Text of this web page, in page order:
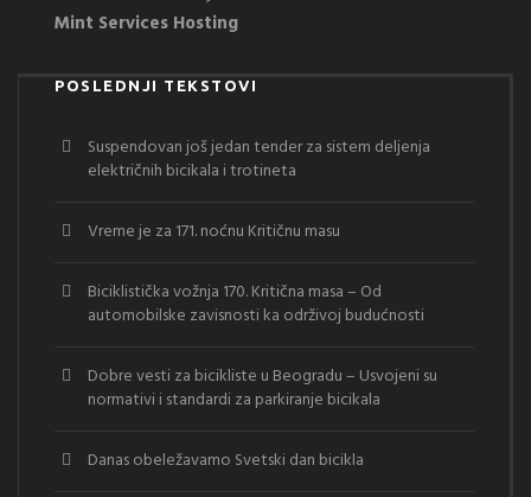
Mint Services Hosting
POSLEDNJI TEKSTOVI
Suspendovan još jedan tender za sistem deljenja
električnih bicikala i trotineta
Vreme je za 171. noćnu Kritičnu masu
Biciklistička vožnja 170. Kritična masa – Od
automobilske zavisnosti ka održivoj budućnosti
Dobre vesti za bicikliste u Beogradu – Usvojeni su
normativi i standardi za parkiranje bicikala
Danas obeležavamo Svetski dan bicikla